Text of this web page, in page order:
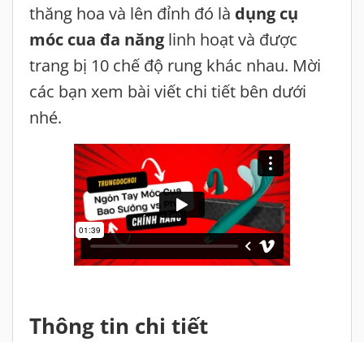
thăng hoa và lên đỉnh đó là dụng cụ
móc cua đa năng linh hoạt và được
trang bị 10 chế độ rung khác nhau. Mời
các bạn xem bài viết chi tiết bên dưới
nhé.
Thông tin chi tiết